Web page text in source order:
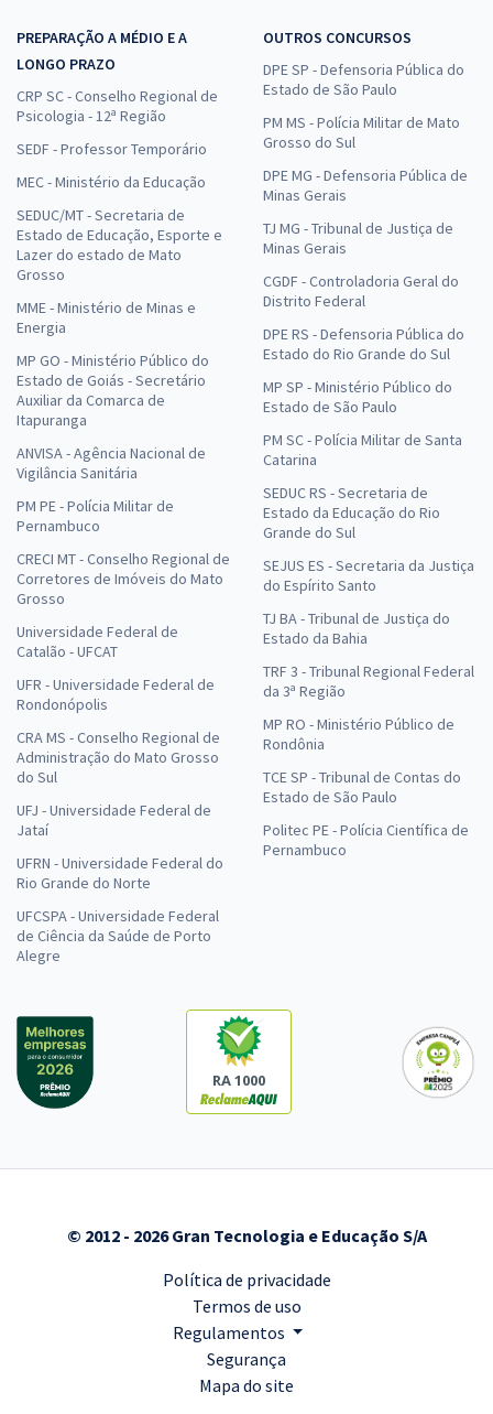
PREPARAÇÃO A MÉDIO E A
LONGO PRAZO
CRP SC - Conselho Regional de
Psicologia - 12ª Região
SEDF - Professor Temporário
MEC - Ministério da Educação
SEDUC/MT - Secretaria de
Estado de Educação, Esporte e
Lazer do estado de Mato
Grosso
MME - Ministério de Minas e
Energia
MP GO - Ministério Público do
Estado de Goiás - Secretário
Auxiliar da Comarca de
Itapuranga
ANVISA - Agência Nacional de
Vigilância Sanitária
PM PE - Polícia Militar de
Pernambuco
CRECI MT - Conselho Regional de
Corretores de Imóveis do Mato
Grosso
Universidade Federal de
Catalão - UFCAT
UFR - Universidade Federal de
Rondonópolis
CRA MS - Conselho Regional de
Administração do Mato Grosso
do Sul
UFJ - Universidade Federal de
Jataí
UFRN - Universidade Federal do
Rio Grande do Norte
UFCSPA - Universidade Federal
de Ciência da Saúde de Porto
Alegre
OUTROS CONCURSOS
DPE SP - Defensoria Pública do
Estado de São Paulo
PM MS - Polícia Militar de Mato
Grosso do Sul
DPE MG - Defensoria Pública de
Minas Gerais
TJ MG - Tribunal de Justiça de
Minas Gerais
CGDF - Controladoria Geral do
Distrito Federal
DPE RS - Defensoria Pública do
Estado do Rio Grande do Sul
MP SP - Ministério Público do
Estado de São Paulo
PM SC - Polícia Militar de Santa
Catarina
SEDUC RS - Secretaria de
Estado da Educação do Rio
Grande do Sul
SEJUS ES - Secretaria da Justiça
do Espírito Santo
TJ BA - Tribunal de Justiça do
Estado da Bahia
TRF 3 - Tribunal Regional Federal
da 3ª Região
MP RO - Ministério Público de
Rondônia
TCE SP - Tribunal de Contas do
Estado de São Paulo
Politec PE - Polícia Científica de
Pernambuco
RA 1000
© 2012 - 2026 Gran Tecnologia e Educação S/A
Política de privacidade
Termos de uso
Regulamentos
Segurança
Mapa do site